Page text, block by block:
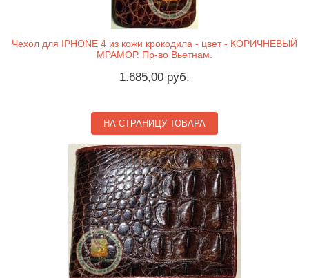
Чехол для IPHONE 4 из кожи крокодила - цвет - КОРИЧНЕВЫЙ
МРАМОР. Пр-во Вьетнам.
1.685,00 руб.
НА СТРАНИЦУ ТОВАРА